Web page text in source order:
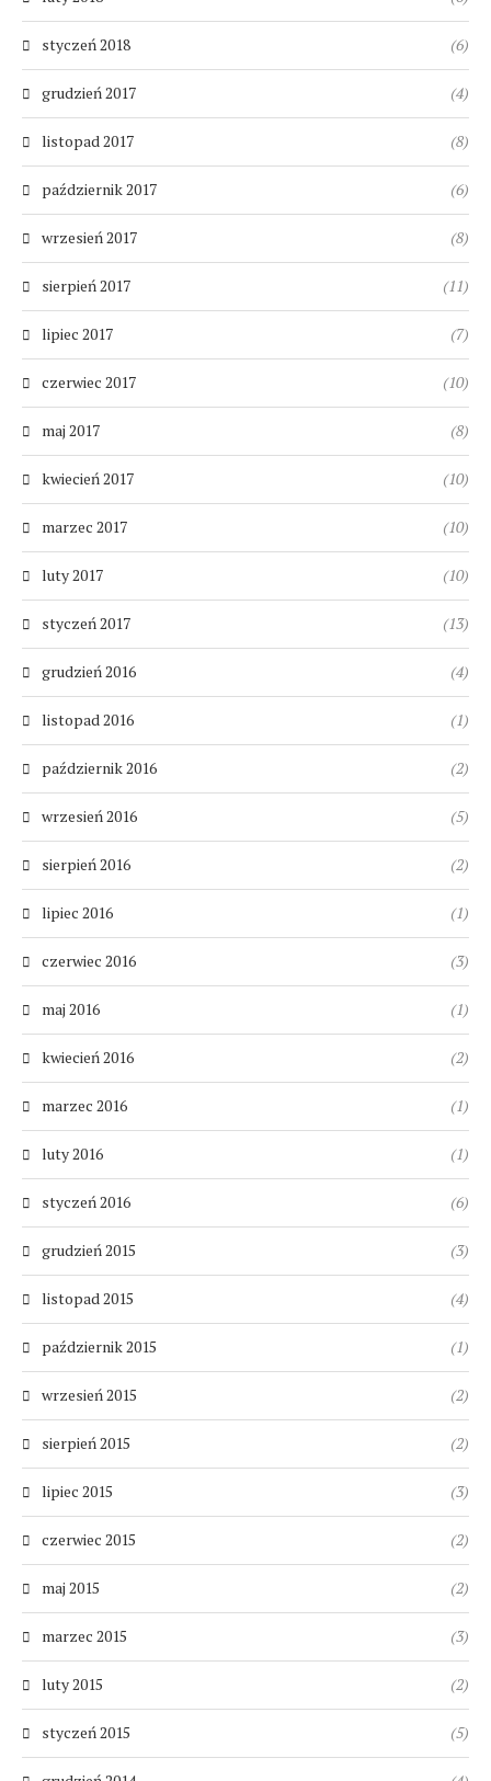
styczeń 2018 (6)
grudzień 2017 (4)
listopad 2017 (8)
październik 2017 (6)
wrzesień 2017 (8)
sierpień 2017 (11)
lipiec 2017 (7)
czerwiec 2017 (10)
maj 2017 (8)
kwiecień 2017 (10)
marzec 2017 (10)
luty 2017 (10)
styczeń 2017 (13)
grudzień 2016 (4)
listopad 2016 (1)
październik 2016 (2)
wrzesień 2016 (5)
sierpień 2016 (2)
lipiec 2016 (1)
czerwiec 2016 (3)
maj 2016 (1)
kwiecień 2016 (2)
marzec 2016 (1)
luty 2016 (1)
styczeń 2016 (6)
grudzień 2015 (3)
listopad 2015 (4)
październik 2015 (1)
wrzesień 2015 (2)
sierpień 2015 (2)
lipiec 2015 (3)
czerwiec 2015 (2)
maj 2015 (2)
marzec 2015 (3)
luty 2015 (2)
styczeń 2015 (5)